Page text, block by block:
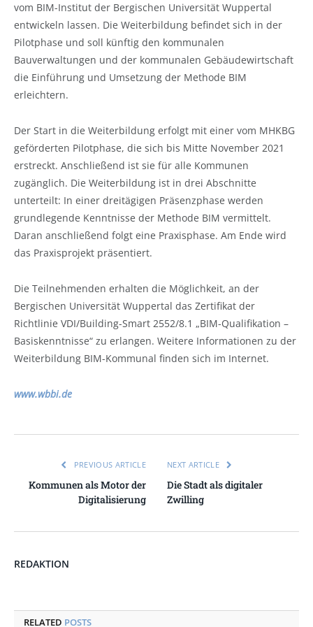
vom BIM-Institut der Bergischen Universität Wuppertal
entwickeln lassen. Die Weiterbildung befindet sich in der
Pilotphase und soll künftig den kommunalen
Bauverwaltungen und der kommunalen Gebäudewirtschaft
die Einführung und Umsetzung der Methode BIM
erleichtern.
Der Start in die Weiterbildung erfolgt mit einer vom MHKBG
geförderten Pilotphase, die sich bis Mitte November 2021
erstreckt. Anschließend ist sie für alle Kommunen
zugänglich. Die Weiterbildung ist in drei Abschnitte
unterteilt: In einer dreitägigen Präsenzphase werden
grundlegende Kenntnisse der Methode BIM vermittelt.
Daran anschließend folgt eine Praxisphase. Am Ende wird
das Praxisprojekt präsentiert.
Die Teilnehmenden erhalten die Möglichkeit, an der
Bergischen Universität Wuppertal das Zertifikat der
Richtlinie VDI/Building-Smart 2552/8.1 „BIM-Qualifikation –
Basiskenntnisse“ zu erlangen. Weitere Informationen zu der
Weiterbildung BIM-Kommunal finden sich im Internet.
www.wbbi.de
PREVIOUS ARTICLE
Kommunen als Motor der
Digitalisierung
NEXT ARTICLE
Die Stadt als digitaler
Zwilling
REDAKTION
RELATED POSTS